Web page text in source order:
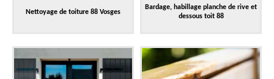
Nettoyage de toiture 88 Vosges
Bardage, habillage planche de rive et
dessous toit 88